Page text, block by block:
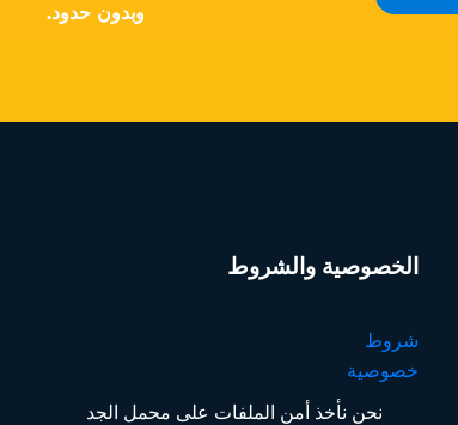
وبدون حدود.
الخصوصية والشروط
شروط
خصوصية
نحن نأخذ أمن الملفات على محمل الجد